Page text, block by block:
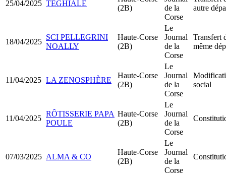
25/04/2025 TEGHIALE
(2B)
de la
Corse
autre
18/04/2025
SCI PELLEGRINI
NOALLY
Haute-Corse
(2B)
Le
Journal
de la
Corse
Transfert
même
11/04/2025 LA ZENOSPHÈRE
Haute-Corse
(2B)
Le
Journal
de la
Corse
social
11/04/2025
RÔTISSERIE PAPA
POULE
Haute-Corse
(2B)
Le
Journal
de la
Corse
07/03/2025 ALMA & CO
Haute-Corse
(2B)
Le
Journal
de la
Corse